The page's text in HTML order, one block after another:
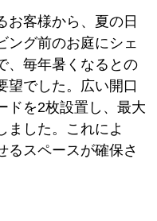
お客様から、夏の日
ング前のお庭にシェ
、毎年暑くなるとの
望でした。広い開口
ドを2枚設置し、最大
ました。これによ
るスペースが確保さ